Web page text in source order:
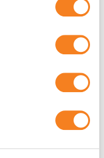
€297,56
1-2 ημέρες